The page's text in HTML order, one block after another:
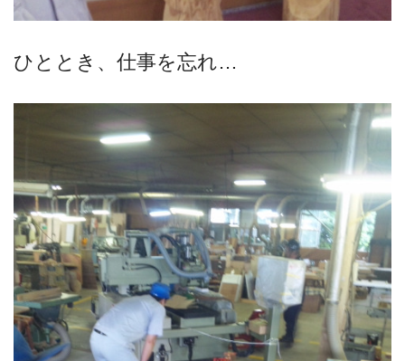
ひととき、仕事を忘れ…